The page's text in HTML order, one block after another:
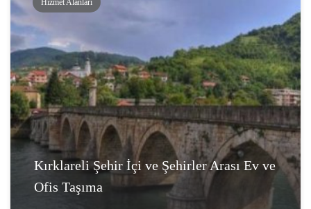
Hizmet Alanları
Kırklareli Şehir İçi ve Şehirler Arası Ev ve
Ofis Taşıma